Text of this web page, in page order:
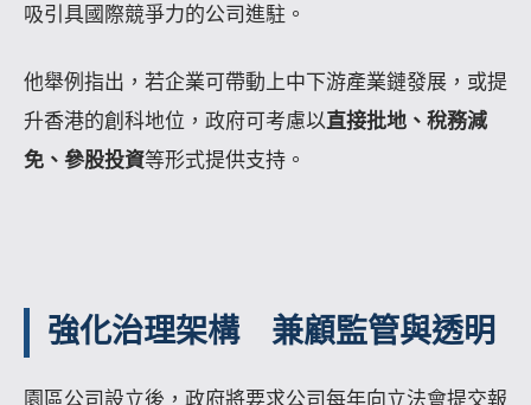
吸引具國際競爭力的公司進駐。
他舉例指出，若企業可帶動上中下游產業鏈發展，或提
升香港的創科地位，政府可考慮以直接批地、稅務減
免、參股投資等形式提供支持。
強化治理架構 兼顧監管與透明
園區公司設立後，政府將要求公司每年向立法會提交報